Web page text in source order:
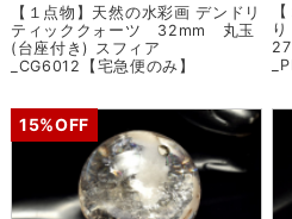
【１点物】天然の水彩画 デンドリ
ティッククォーツ 32mm 丸玉
(台座付き) スフィア
_CG6012【宅急便のみ】
15%OFF